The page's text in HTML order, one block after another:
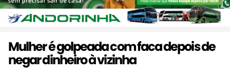
Mulher é golpeada com faca depois de
negar dinheiro à vizinha